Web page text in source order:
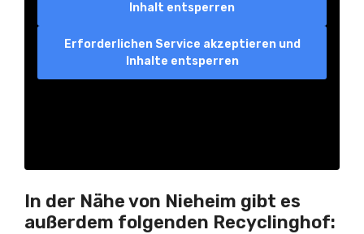
Inhalt entsperren
Erforderlichen Service akzeptieren und
Inhalte entsperren
In der Nähe von Nieheim gibt es
außerdem folgenden Recyclinghof: